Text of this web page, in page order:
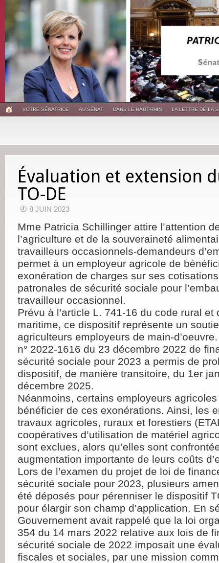
VOTRE SÉNATRICE AU SÉNAT DANS LE HAUT-RHIN LA LETTRE DE LA
Évaluation et extension
TO-DE
8 JUIN 2023
Mme Patricia Schillinger attire l’attention
l’agriculture et de la souveraineté
travailleurs occasionnels-demandeurs
permet à un employeur agricole de
exonération de charges sur ses
patronales de sécurité sociale pour
travailleur occasionnel.
Prévu à l’article L. 741-16 du code rural et
maritime, ce dispositif représente un
agriculteurs employeurs de main-
n° 2022-1616 du 23 décembre 2022 de
sécurité sociale pour 2023 a permis de
dispositif, de manière transitoire, du 1er
décembre 2025.
Néanmoins, certains employeurs
bénéficier de ces exonérations. Ainsi, les
travaux agricoles, ruraux et forestiers
coopératives d’utilisation de matériel
sont exclues, alors qu’elles sont
augmentation importante de leurs coûts
Lors de l’examen du projet de loi de
sécurité sociale pour 2023, plusieurs
été déposés pour pérenniser le dispositif
pour élargir son champ d’application. En
Gouvernement avait rappelé que la loi
354 du 14 mars 2022 relative aux lois de
sécurité sociale de 2022 imposait une
fiscales et sociales, par une mission